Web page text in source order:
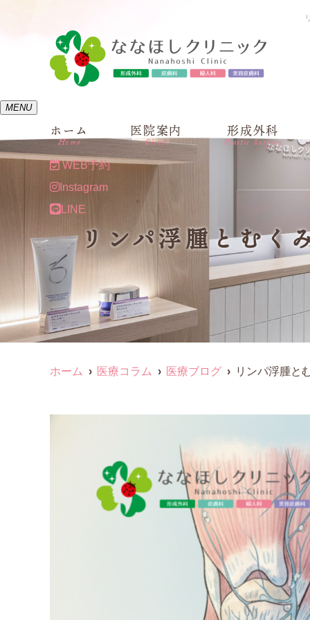
MENU
ホーム
Home
医院案内
Clinic
形成外科
Plastic Surgery
WEB予約
Instagram
LINE
リンパ浮腫とむく
ホーム 医療コラム 医療ブログ リンパ浮腫と